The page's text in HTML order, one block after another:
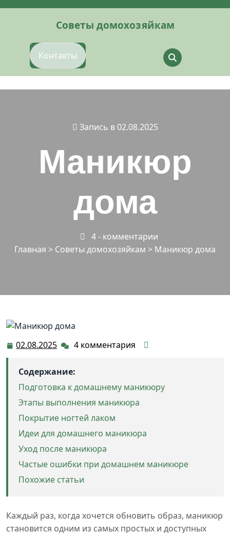
Перейти
Советы домохозяйкам
Контакты
Запись в 02.08.2025
Маникюр
дома
4 - комментарии
Главная > Советы домохозяйкам > Маникюр дома
02.08.2025 02.08.2025
4 комментария
Содержание:
Подготовка к домашнему маникюру
Этапы выполнения маникюра
Покрытие ногтей лаком
Идеи для домашнего маникюра
Уход после маникюра
Частые ошибки при домашнем маникюре
Похожие статьи
Каждый раз, когда хочется обновить образ, маникюр
становится одним из самых простых и доступных